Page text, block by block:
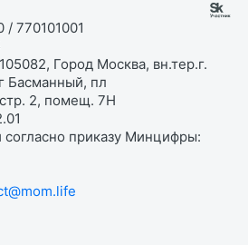
770101001
Город Москва, вн.тер.г.
Басманный, пл
стр. 2, помещ. 7Н
приказу Минцифры: